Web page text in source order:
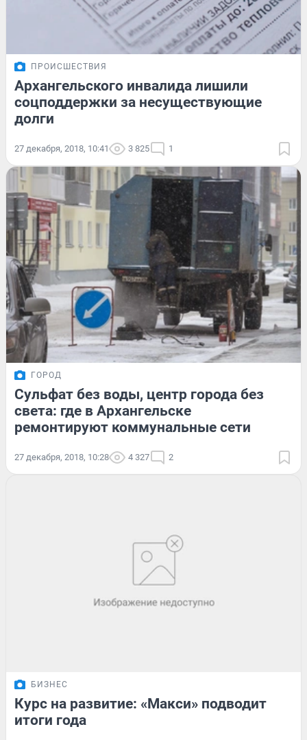
ПРОИСШЕСТВИЯ
Архангельского инвалида лишили
соцподдержки за несуществующие
долги
27 декабря, 2018, 10:41 3 825 1
ГОРОД
Сульфат без воды, центр города без
света: где в Архангельске
ремонтируют коммунальные сети
27 декабря, 2018, 10:28 4 327 2
БИЗНЕС
Курс на развитие: «Макси» подводит
итоги года